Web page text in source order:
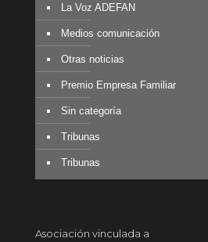
La Voz ADEFAN
Medios comunicación
Otras noticias
Premio Empresa Familiar
Sin categoría
Tribunas
Tribunas
Asociación vinculada a